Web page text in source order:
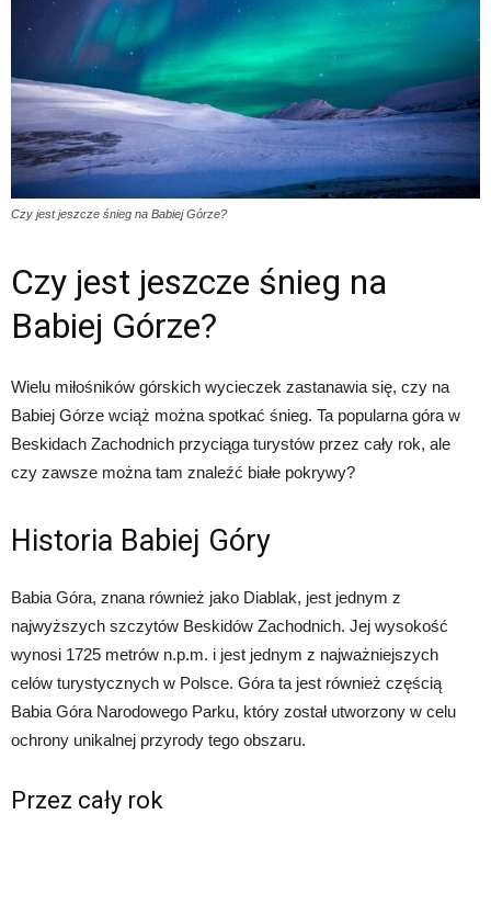
Czy jest jeszcze śnieg na Babiej Górze?
Czy jest jeszcze śnieg na
Babiej Górze?
Wielu miłośników górskich wycieczek zastanawia się, czy na
Babiej Górze wciąż można spotkać śnieg. Ta popularna góra w
Beskidach Zachodnich przyciąga turystów przez cały rok, ale
czy zawsze można tam znaleźć białe pokrywy?
Historia Babiej Góry
Babia Góra, znana również jako Diablak, jest jednym z
najwyższych szczytów Beskidów Zachodnich. Jej wysokość
wynosi 1725 metrów n.p.m. i jest jednym z najważniejszych
celów turystycznych w Polsce. Góra ta jest również częścią
Babia Góra Narodowego Parku, który został utworzony w celu
ochrony unikalnej przyrody tego obszaru.
Przez cały rok